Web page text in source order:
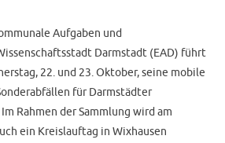
Aufgaben und
Darmstadt (EAD) führt
22. und 23. Oktober, seine mobile
für Darmstädter
Rahmen der Sammlung wird am
ein Kreislauftag in Wixhausen